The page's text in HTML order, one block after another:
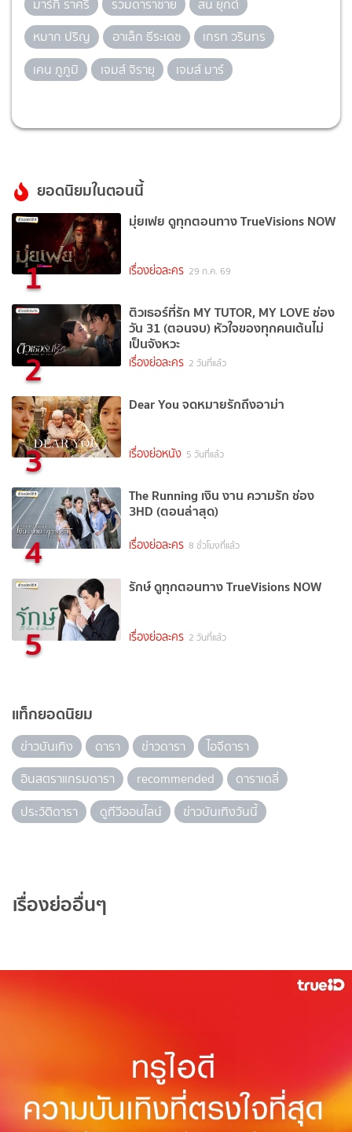
มาร์กี้ ราศรี รวมดาราชาย
สน ยุกต์
หมาก ปริญ
อาเล็ก ธีระเดช
เกรท วรินทร
เคน ภูภูมิ
เจมส์ จิรายุ เจมส์ มาร์
ยอดนิยมในตอนนี้
1
มุ่ยเฟย ดูทุกตอนทาง TrueVisions NOW
เรื่องย่อละคร 29 ก.ค. 69
2
ติวเธอร์ที่รัก MY TUTOR, MY LOVE ช่อง
วัน 31 (ตอนจบ) หัวใจของทุกคนเต้นไม่
เป็นจังหวะ
เรื่องย่อละคร 2 วันที่แล้ว
3
Dear You จดหมายรักถึงอาม่า
เรื่องย่อหนัง 5 วันที่แล้ว
4
The Running เงิน งาน ความรัก ช่อง
3HD (ตอนล่าสุด)
เรื่องย่อละคร 8 ชั่วโมงที่แล้ว
5
รักษ์ ดูทุกตอนทาง TrueVisions NOW
เรื่องย่อละคร 2 วันที่แล้ว
แท็กยอดนิยม
ข่าวบันเทิง ดารา ข่าวดารา
ไอจีดารา
อินสตราแกรมดารา
recommended
ดาราเดลี่
ประวัติดารา
ดูทีวีออนไลน์ ข่าวบันเทิงวันนี้
เรื่องย่ออื่นๆ